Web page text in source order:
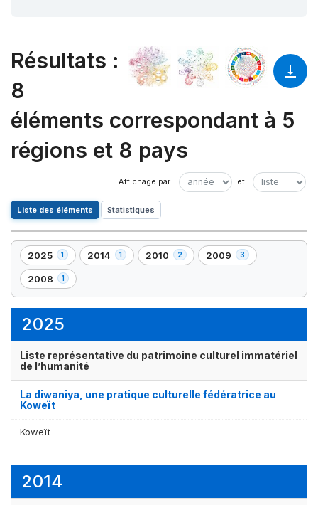
Résultats :
8
éléments correspondant à 5
régions et 8 pays
Liste des éléments Statistiques
2025 1
,
1
élément(s)
2014 1
,
2010 2
,
2009 3
,
2008 1
,
1
2025
Liste représentative du patrimoine culturel immatériel
de l’humanité
La diwaniya, une pratique culturelle fédératrice au
Koweït
Koweït
2014